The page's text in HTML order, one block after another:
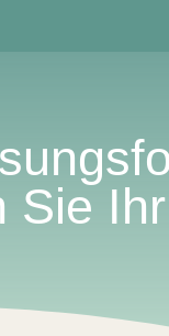
Sie